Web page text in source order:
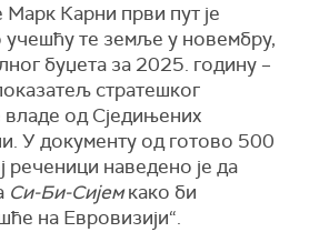
Карни први пут је
учешћу те земље у новембру,
буџета за 2025. годину –
стратешког
од Сједињених
У документу од готово 500
реченици наведено је да
Си-Би-Сијемкако би
на Евровизији“.